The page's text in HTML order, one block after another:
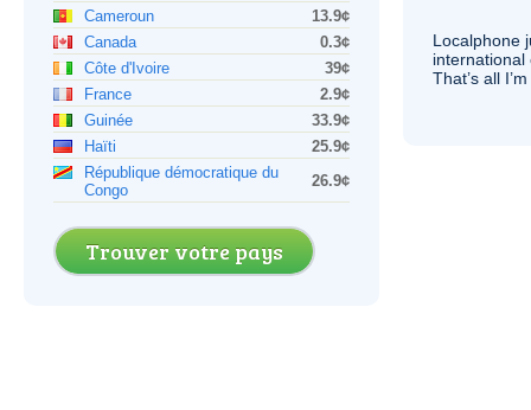
Cameroun
13.9¢
Canada
0.3¢
Côte d'Ivoire
39¢
France
2.9¢
Guinée
33.9¢
Haïti
25.9¢
République démocratique du
Congo
26.9¢
Trouver votre pays
Localphone
international
That’s all